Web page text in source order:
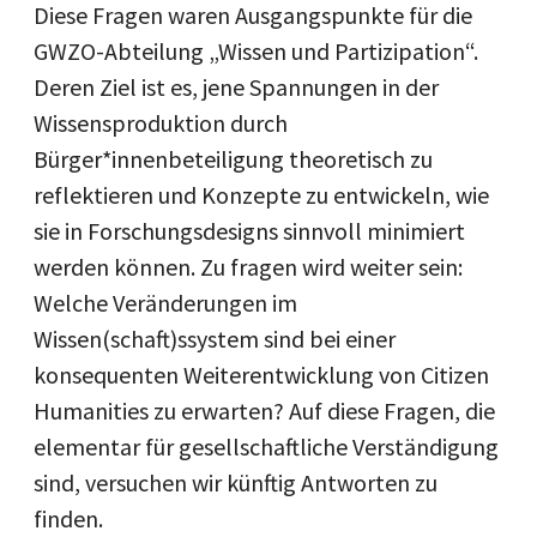
Diese Fragen waren Ausgangspunkte für die
GWZO-Abteilung „Wissen und Partizipation“.
Deren Ziel ist es, jene Spannungen in der
Wissensproduktion durch
Bürger*innenbeteiligung theoretisch zu
reflektieren und Konzepte zu entwickeln, wie
sie in Forschungsdesigns sinnvoll minimiert
werden können. Zu fragen wird weiter sein:
Welche Veränderungen im
Wissen(schaft)ssystem sind bei einer
konsequenten Weiterentwicklung von Citizen
Humanities zu erwarten? Auf diese Fragen, die
elementar für gesellschaftliche Verständigung
sind, versuchen wir künftig Antworten zu
finden.